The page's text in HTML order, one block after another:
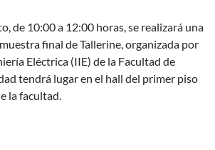
de 10:00 a 12:00 horas, se realizará una
final de Tallerine, organizada por
Eléctrica (IIE) de la Facultad de
tendrá lugar en el hall del primer piso
la facultad.